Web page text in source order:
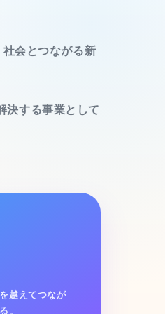
会とつながる新
決する事業として
越えてつなが
。